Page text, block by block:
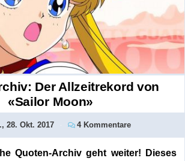
Der Allzeitrekord von
«Sailor Moon»
28. Okt. 2017 4 Kommentare
Quoten-Archiv geht weiter! Dieses